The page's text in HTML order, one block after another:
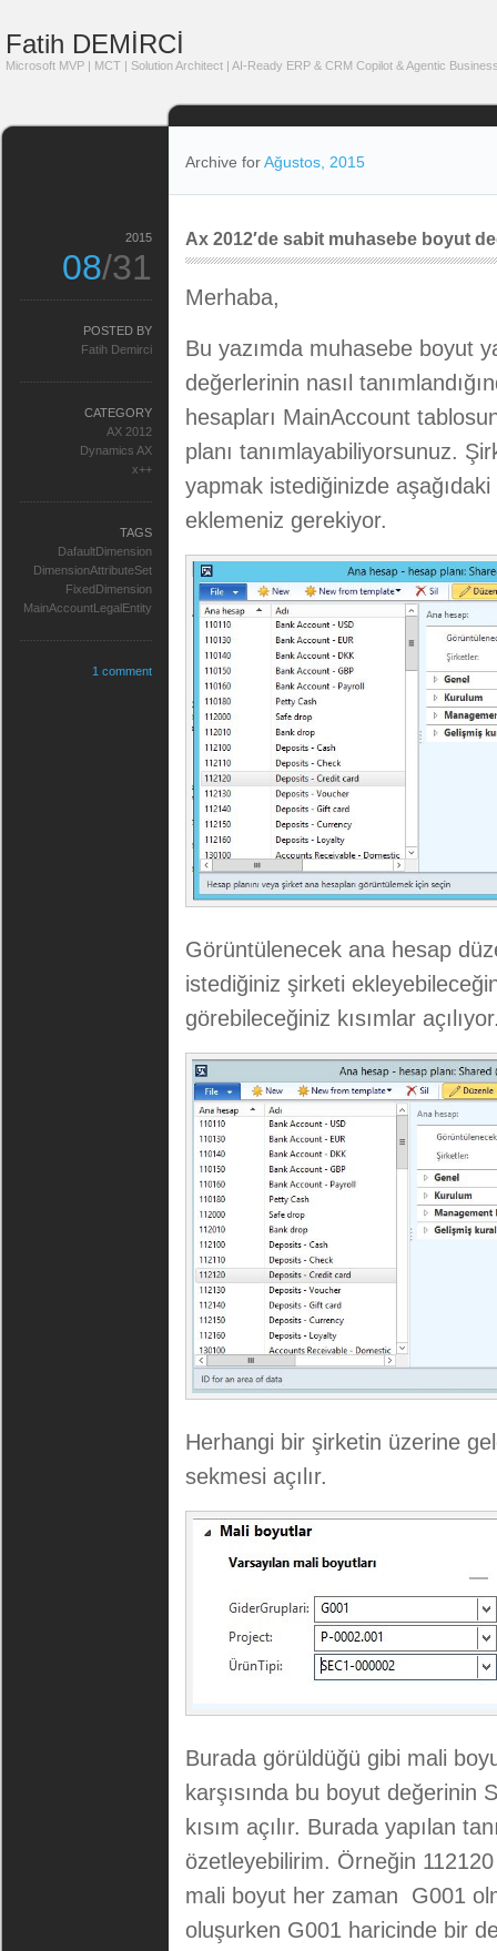
Fatih DEMİRCİ
Microsoft MVP | MCT | Solution Architect | AI-Ready ERP & CRM Copilot & Agentic
Archive forAğustos, 2015
Ax 2012′de sabit muhasebe boyut
Merhaba,
Bu yazımda muhasebe boyut
değerlerinin nasıl
hesapları MainAccount
planı tanımlayabiliyorsunuz.
yapmak istediğinizde
eklemeniz gerekiyor.
Görüntülenecek ana hesap
istediğiniz şirketi
görebileceğiniz kısımlar
Herhangi bir şirketin üzerine
sekmesi açılır.
Burada görüldüğü gibi mali
karşısında bu boyut değerinin
kısım açılır. Burada yapılan
özetleyebilirim. Örneğin
mali boyut her zaman G001
oluşurken G001 haricinde bir
2015
08/31
POSTED BY
Fatih Demirci
CATEGORY
AX 2012
Dynamics AX
x++
TAGS
DafaultDimension
DimensionAttributeSet
FixedDimension
MainAccountLegalEntity
1 comment